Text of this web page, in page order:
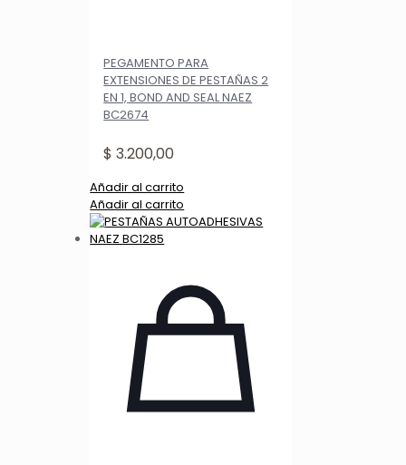
PEGAMENTO PARA
EXTENSIONES DE PESTAÑAS 2
EN 1, BOND AND SEAL NAEZ
BC2674
$ 3.200,00
Añadir al carrito
Añadir al carrito